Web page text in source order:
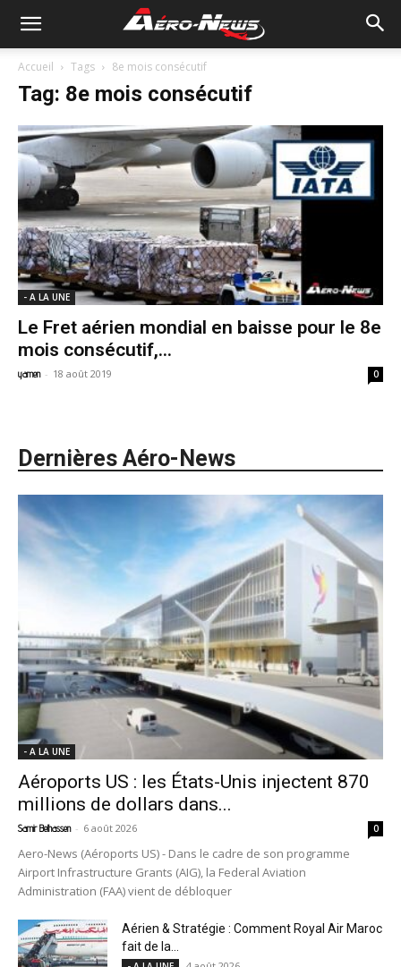
Accueil Tags 8e mois consécutif
Tag: 8e mois consécutif
- A LA UNE
Le Fret aérien mondial en baisse pour le 8e
mois consécutif,...
yamen - 18 août 2019 0
Dernières Aéro-News
- A LA UNE
Aéroports US : les États-Unis injectent 870
millions de dollars dans...
Samir Belhassen - 6 août 2026 0
Aero-News (Aéroports US) - Dans le cadre de son programme
Airport Infrastructure Grants (AIG), la Federal Aviation
Administration (FAA) vient de débloquer
Aérien & Stratégie : Comment Royal Air Maroc
fait de la...